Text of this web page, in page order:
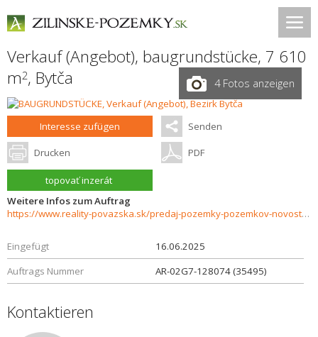
Verkauf (Angebot), baugrundstücke, 7 610
m2, Bytča 4 Fotos anzeigen
Interesse zufügen Senden
Drucken PDF
topovať inzerát
Weitere Infos zum Auftrag
https://www.reality-povazska.sk/predaj-pozemky-pozemkov-novostavby/Pozemok-na-predaj-Sulov-35495/?utm_source=areality&utm_medium=xml&utm_term=35495&utm_content=chalupa&utm_campaign=portaly
Eingefügt
16.06.2025
Auftrags Nummer
AR-02G7-128074 (35495)
Kontaktieren